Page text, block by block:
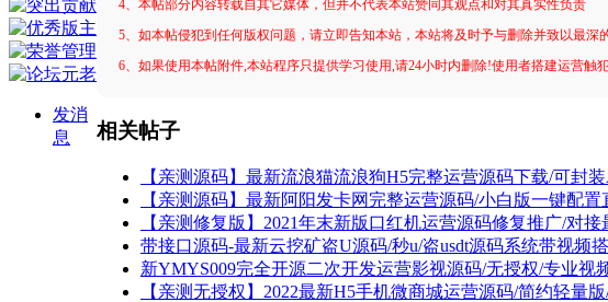
发消
息
4、本帖部分内容转载自其它媒体，但并不代表本站赞同其观点和对其真实性负责
5、如本帖侵犯到任何版权问题，请立即告知本站，本站将及时予与删除并致以最深
6、如果使用本帖附件,本站程序只提供学习使用,请24小时内删除!使用者搭建运营触
相关帖子
【亲测源码】最新流浪猫流浪狗H5完整运营源码下载/可封装
【亲测源码】最新阿阳发卡网完整运营源码/小白版一键配
【亲测修复版】2021年末新版口红机运营源码修复推广/对
带接口源码-最新云挖矿盗U源码/秒u/盗usdt源码系统带视频
新YMYS009完全开源二次开发运营影视源码/无授权/专业
【亲测无授权】2022最新H5手机微商城运营源码/简约轻量